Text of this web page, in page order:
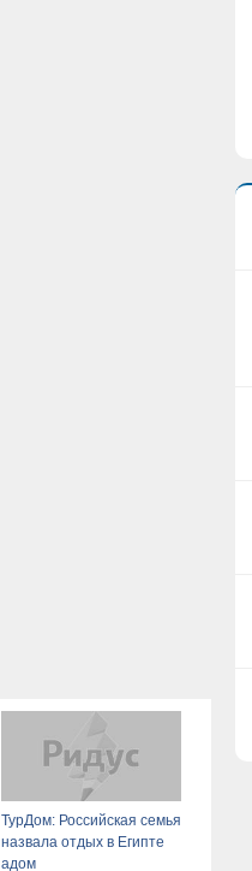
ТурДом: Российская семья
назвала отдых в Египте
адом